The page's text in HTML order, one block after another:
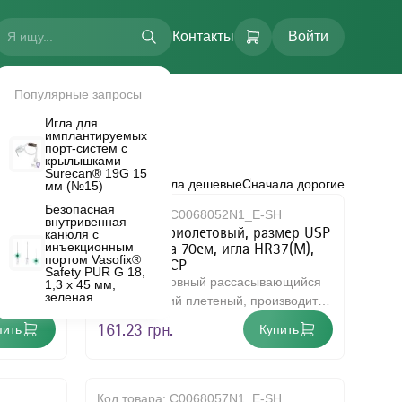
Популярные запросы
Игла для
имплантируемых
порт-систем с
крылышками
Surecan® 19G 15
мм (№15)
Безопасная
внутривенная
канюля с
инъекционным
портом Vasofix®
Safety PUR G 18,
1,3 х 45 мм,
зеленая
Контакты Войти
FLOW.
По популярности Сначала дешевыеСначала дорогие
USP
(M),
и..
Код товара: C0068052N1_E-SH
NOVOSYN фиолетовый, размер USP
0(3,5) длина 70см, игла HR37(M),
упаковка RCP
Материал шовный рассасывающийся
хирургический плетеный, производится
из сополимера, на 90% состоит и..
161.23 грн. Купить
Код товара:C0068057N1_E-SH